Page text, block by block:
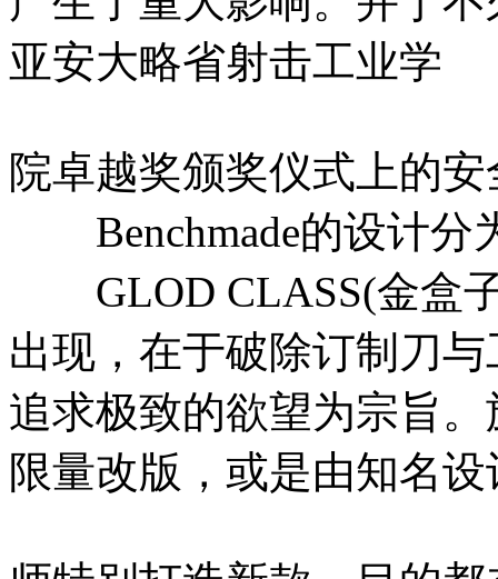
亚安大略省射击工业学
院卓越奖颁奖仪式上的
Benchmade的设计分
GLOD CLASS(金盒子
出现，在于破除订制刀
追求极致的欲望为宗旨
限量改版，或是由知名设